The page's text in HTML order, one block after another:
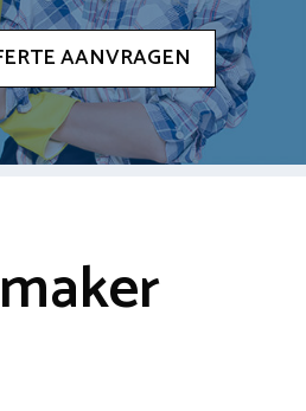
AANVRAGEN